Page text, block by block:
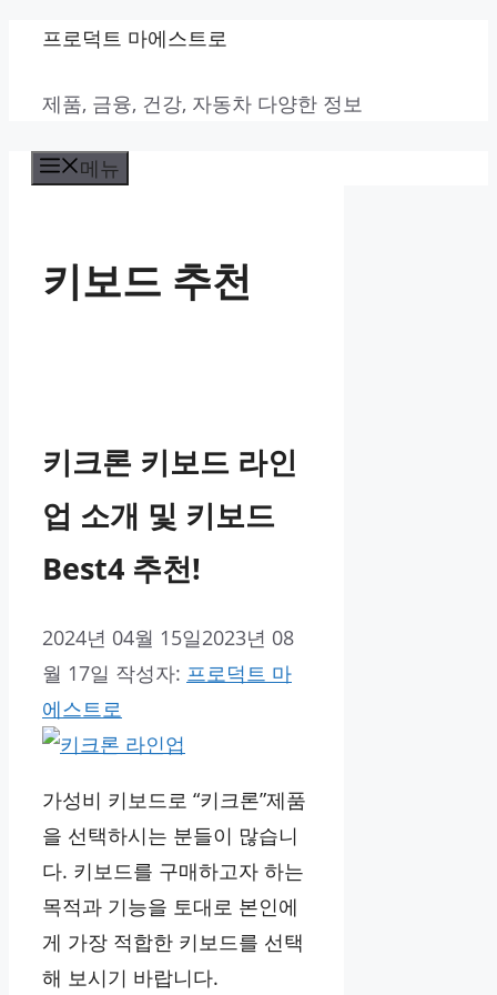
프로덕트 마에스트로
제품, 금융, 건강, 자동차 다양한 정보
메뉴
키보드 추천
키크론 키보드 라인
업 소개 및 키보드
Best4 추천!
2024년 04월 15일2023년 08
월 17일 작성자: 프로덕트 마
에스트로
가성비 키보드로 “키크론”제품
을 선택하시는 분들이 많습니
다. 키보드를 구매하고자 하는
목적과 기능을 토대로 본인에
게 가장 적합한 키보드를 선택
해 보시기 바랍니다.